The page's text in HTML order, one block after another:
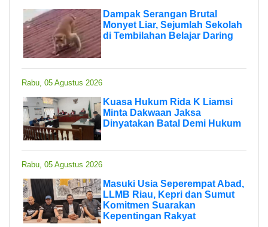
Dampak Serangan Brutal
Monyet Liar, Sejumlah Sekolah
di Tembilahan Belajar Daring
Rabu, 05 Agustus 2026
Kuasa Hukum Rida K Liamsi
Minta Dakwaan Jaksa
Dinyatakan Batal Demi Hukum
Rabu, 05 Agustus 2026
Masuki Usia Seperempat Abad,
LLMB Riau, Kepri dan Sumut
Komitmen Suarakan
Kepentingan Rakyat